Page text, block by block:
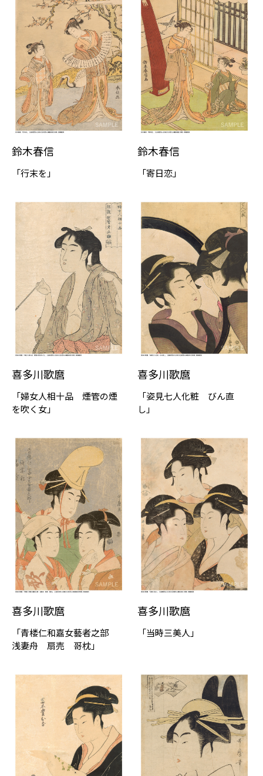
鈴木春信
「行末を」
鈴木春信
「寄日恋」
喜多川歌麿
「婦女人相十品 煙管の煙
を吹く女」
喜多川歌麿
「姿見七人化粧 びん直
し」
喜多川歌麿
「青楼仁和嘉女藝者之部
浅妻舟 扇売 哥枕」
喜多川歌麿
「当時三美人」